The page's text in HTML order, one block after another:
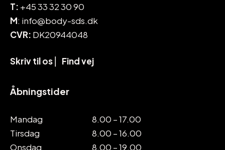
T: +45 33 32 30 90
M: info@body-sds.dk
CVR: DK20944048
Skriv til os Find vej
Åbningstider
Mandag
8.00 – 17.00
Tirsdag
8.00 – 16.00
Onsdag
8.00 – 19.00